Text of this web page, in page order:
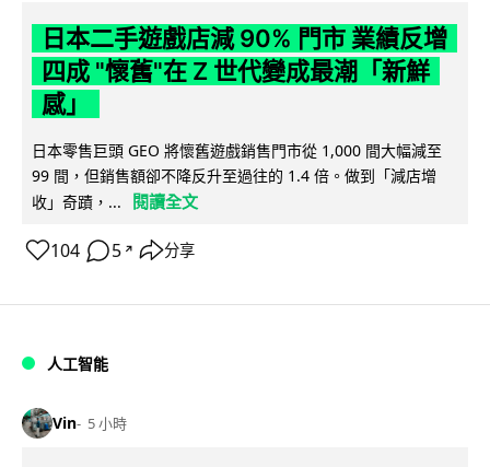
日本二手遊戲店減 90% 門市 業績反增
四成 "懷舊"在 Z 世代變成最潮「新鮮
感」
日本零售巨頭 GEO 將懷舊遊戲銷售門市從 1,000 間大幅減至
99 間，但銷售額卻不降反升至過往的 1.4 倍。做到「減店增
收」奇蹟，...
閱讀全文
104 5 ↗ 分享
人工智能
Vin 5 小時